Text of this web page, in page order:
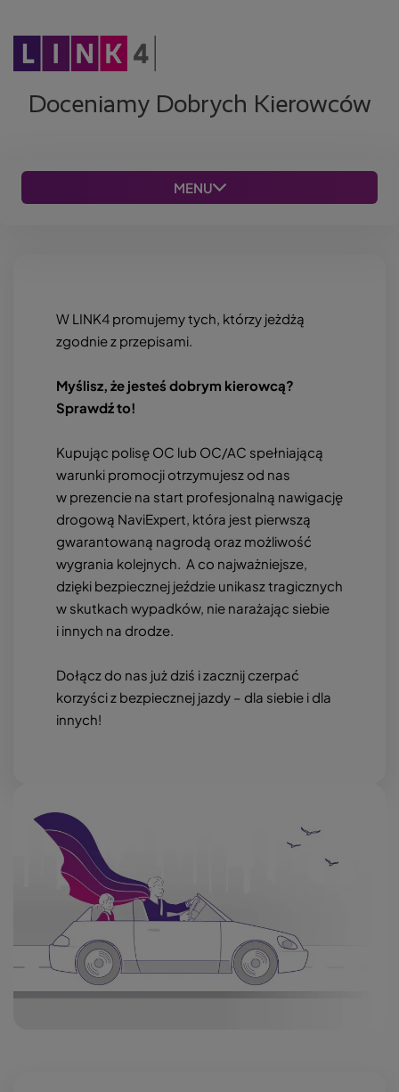
Doceniamy Dobrych Kierowców
MENU
W LINK4 promujemy tych, którzy jeżdżą
zgodnie z przepisami.
Myślisz, że jesteś dobrym kierowcą?
Sprawdź to!
Kupując polisę OC lub OC/AC spełniającą
warunki promocji otrzymujesz od nas
w prezencie na start profesjonalną nawigację
drogową NaviExpert, która jest pierwszą
gwarantowaną nagrodą oraz możliwość
wygrania kolejnych. A co najważniejsze,
dzięki bezpiecznej jeździe unikasz tragicznych
w skutkach wypadków, nie narażając siebie
i innych na drodze.
Dołącz do nas już dziś i zacznij czerpać
korzyści z bezpiecznej jazdy – dla siebie i dla
innych!